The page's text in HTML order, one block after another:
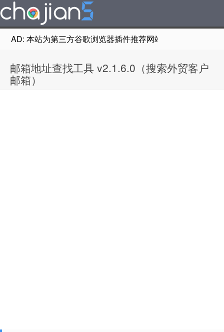
AD: 本站为第三方谷歌浏览器插件推荐网站，非Google
邮箱地址查找工具 v2.1.6.0（搜索外贸客户
邮箱）